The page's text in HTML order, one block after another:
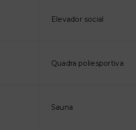
Elevador social
Quadra poliesportiva
Sauna